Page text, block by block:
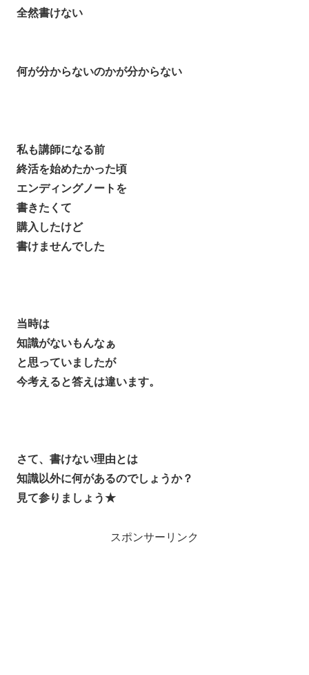
全然書けない
何が分からないのかが分からない
私も講師になる前
終活を始めたかった頃
エンディングノートを
書きたくて
購入したけど
書けませんでした
当時は
知識がないもんなぁ
と思っていましたが
今考えると答えは違います。
さて、書けない理由とは
知識以外に何があるのでしょうか？
見て参りましょう★
スポンサーリンク